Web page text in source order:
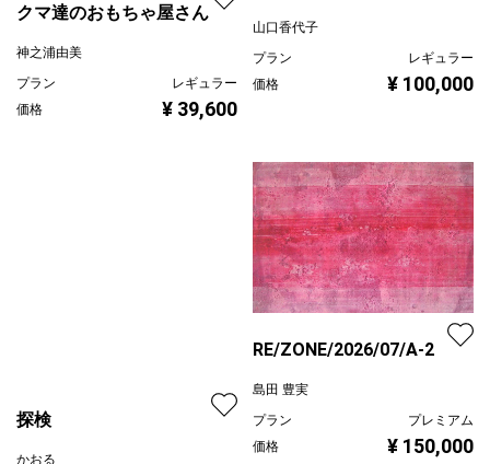
クマ達のおもちゃ屋さん
神之浦由美
プラン
レギュラー
価格
¥ 39,600
山口香代子
プラン
レギュラー
価格
¥ 100,000
RE/ZONE/2026/07/A-2
島田 豊実
プラン
プレミアム
価格
¥ 150,000